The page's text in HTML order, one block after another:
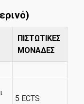
Επιτροπή
ΠΙΣΤΩΤΙΚΕΣ
ΜΟΝΑΔΕΣ
5 ECTS